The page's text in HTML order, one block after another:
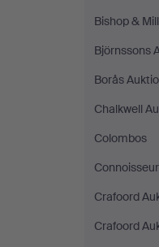
Bishop &
Björnssons
Borås
Chalkwell
Colombos
Crafoord
Crafoord